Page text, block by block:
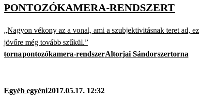
PONTOZÓKAMERA-RENDSZERT
„Nagyon vékony az a vonal, ami a szubjektivitásnak teret ad, ez
jövőre még tovább szűkül.”
tornapontozókamera-rendszerAltorjai Sándorszertorna
Egyéb egyéni2017.05.17. 12:32